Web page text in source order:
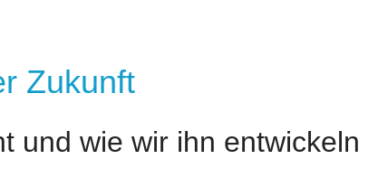
Zukunft
und wie wir ihn entwickeln